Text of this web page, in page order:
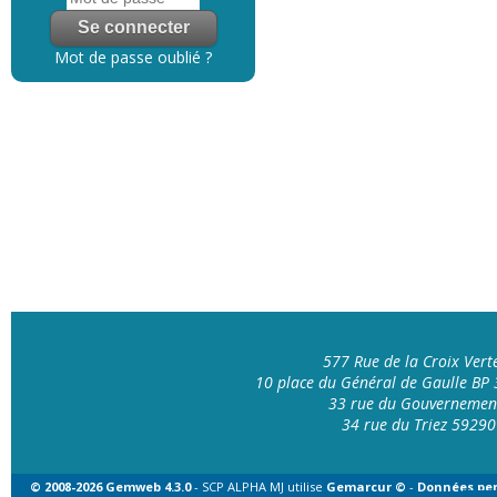
Mot de passe oublié ?
577 Rue de la Croix
10 place du Général de Gaulle BP
33 rue du
34 rue du Triez 59290
© 2008-2026 Gemweb 4.3.0- SCP ALPHA MJ utilise Gemarcur © - Données